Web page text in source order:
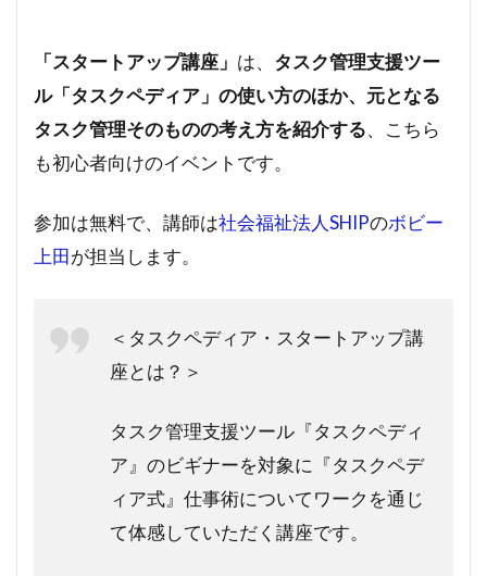
「スタートアップ講座」 は、 タスク管理支援ツー
ル「タスクペディア」の使い方のほか、元となる
タスク管理そのものの考え方を紹介する、こちら
も初心者向けのイベントです。
参加は無料で、講師は社会福祉法人SHIPのボビー
上田が担当します。
＜タスクペディア・スタートアップ講
座とは？＞
タスク管理支援ツール『タスクペディ
ア』のビギナーを対象に『タスクペデ
ィア式』仕事術についてワークを通じ
て体感していただく講座です。